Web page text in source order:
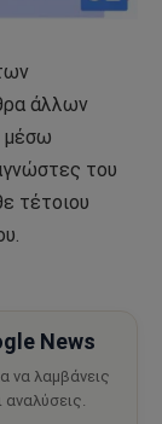
άλλων
μέσω
του
τέτοιου
News
να λαμβάνεις
αναλύσεις.